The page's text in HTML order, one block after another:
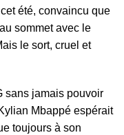
été, convaincu que
sommet avec le
le sort, cruel et
sans jamais pouvoir
Mbappé espérait
toujours à son